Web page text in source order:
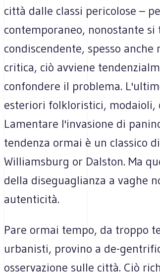
città dalle classi pericolose –
contemporaneo, nonostante
condiscendente, spesso anche
critica, ciò avviene
confondere il problema.
esteriori folkloristici, modaioli,
Lamentare l'invasione di
tendenza ormai è un classico
Williamsburg or Dalston. Ma
della diseguaglianza a vaghe
autenticità.
Pare ormai tempo, da troppo
urbanisti, provino a de-
osservazione sulle città. Ciò